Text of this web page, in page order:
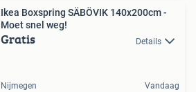
Ikea Boxspring SÄBÖVIK 140x200cm -
Moet snel weg!
Gratis Details
Nijmegen Vandaag